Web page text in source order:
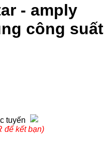
- amply
công suất
để kết bạn)